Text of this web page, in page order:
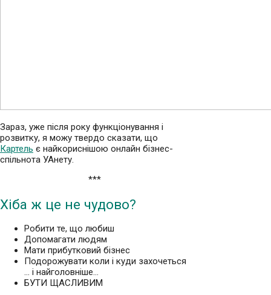
Зараз, уже після року функціонування і
розвитку, я можу твердо сказати, що
Картель є найкориснішою онлайн бізнес-
спільнота УАнету.
***
Хіба ж це не чудово?
Робити те, що любиш
Допомагати людям
Мати прибутковий бізнес
Подорожувати коли і куди захочеться
… і найголовніше…
БУТИ ЩАСЛИВИМ